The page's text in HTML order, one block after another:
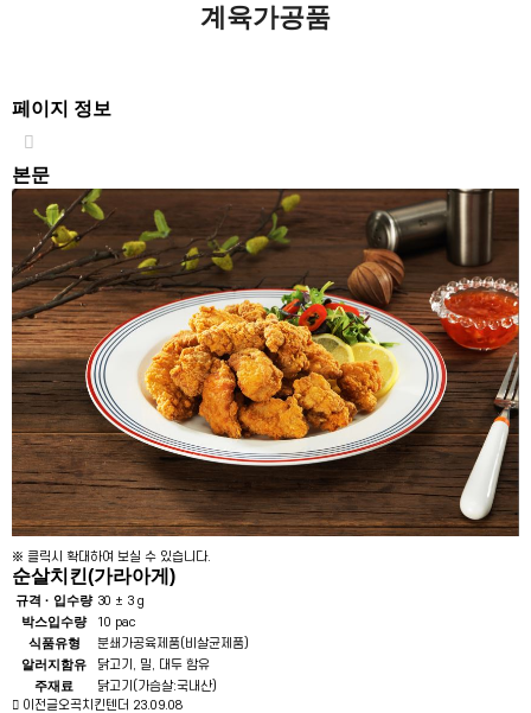
계육가공품
페이지 정보
본문
※ 클릭시 확대하여 보실 수 있습니다.
순살치킨(가라아게)
규격 · 입수량 30 ± 3 g
박스입수량
10 pac
식품유형
분쇄가공육제품(비살균제품)
알러지함유
닭고기, 밀, 대두 함유
주재료
닭고기(가슴살:국내산)
이전글오곡치킨텐더 23.09.08